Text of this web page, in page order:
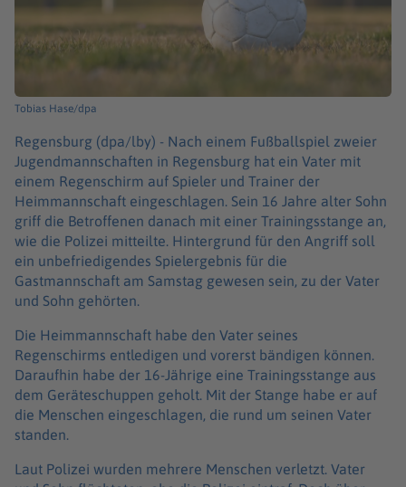
Tobias Hase/dpa
Regensburg (dpa/lby) - Nach einem Fußballspiel zweier
Jugendmannschaften in Regensburg hat ein Vater mit
einem Regenschirm auf Spieler und Trainer der
Heimmannschaft eingeschlagen. Sein 16 Jahre alter Sohn
griff die Betroffenen danach mit einer Trainingsstange an,
wie die Polizei mitteilte. Hintergrund für den Angriff soll
ein unbefriedigendes Spielergebnis für die
Gastmannschaft am Samstag gewesen sein, zu der Vater
und Sohn gehörten.
Die Heimmannschaft habe den Vater seines
Regenschirms entledigen und vorerst bändigen können.
Daraufhin habe der 16-Jährige eine Trainingsstange aus
dem Geräteschuppen geholt. Mit der Stange habe er auf
die Menschen eingeschlagen, die rund um seinen Vater
standen.
Laut Polizei wurden mehrere Menschen verletzt. Vater